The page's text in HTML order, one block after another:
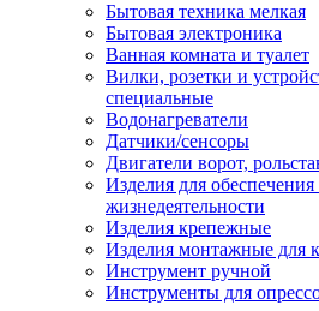
Бытовая техника мелкая
Бытовая электроника
Ванная комната и туалет
Вилки, розетки и
специальные
Водонагреватели
Датчики/сенсоры
Двигатели ворот,
Изделия для обеспечения
жизнедеятельности
Изделия крепежные
Изделия монтажные для
Инструмент ручной
Инструменты для